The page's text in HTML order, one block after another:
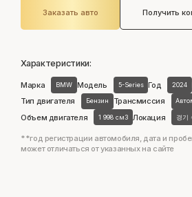
Заказать авто Получить
Характеристики:
Марка BMW Модель 5-Series Год 2024
Тип двигателя Бензин Трансмиссия
Объем двигателя 1 998 см3 Локация 경기
**год регистрации автомобиля, дата и
может отличаться от указанных на сайте